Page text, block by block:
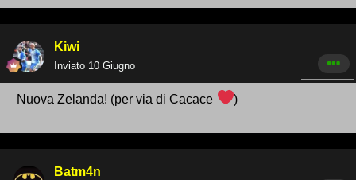
Kiwi
Inviato 10 Giugno
Nuova Zelanda! (per via di Cacace )
Batm4n